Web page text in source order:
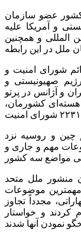
نشست با نمایندگان بیش از ۱۱۰ کشور عضو سازمان
و آمریکا علیه
المللی و همچنین
شورای امنیت و
صهیونیستی و
و آژانس در پرتو
هسته‌ای کشورمان،
چین و روسیه نزد
مهم و جاری و
منشور ملل متحد
موضوعات
مجدداً تجاوز
کردند و خواستار